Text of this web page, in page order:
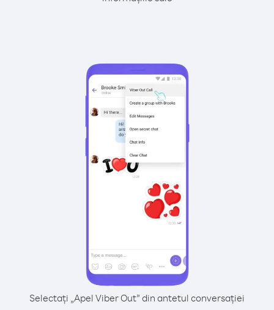
Selectați „Apel Viber Out” din antetul conversației